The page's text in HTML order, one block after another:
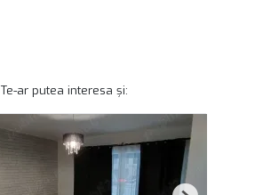
Te-ar putea interesa și: